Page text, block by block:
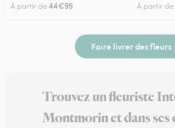
À partir de44€95 À partir de
Faire livrer des fleurs
Trouvez un fleuriste
Montmorin et dans ses